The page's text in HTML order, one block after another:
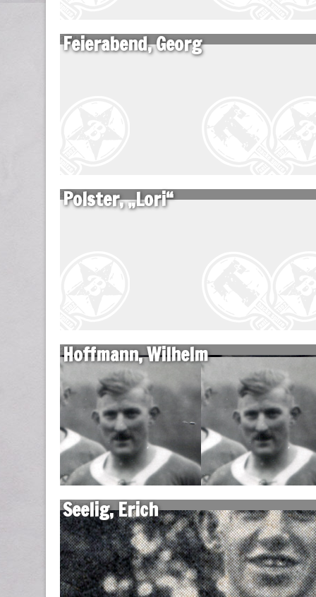
22 März
Feierabend, Georg
22 März
Polster, „Lori“
22 März
Hoffmann, Wilhelm
21 März
Seelig, Erich